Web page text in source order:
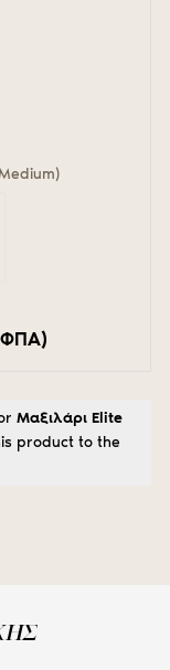
Μαξιλάρι Elite
product to the